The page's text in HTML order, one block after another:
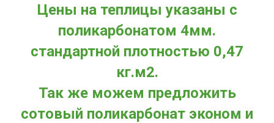
Цены на теплицы указаны с
поликарбонатом 4мм.
стандартной плотностью 0,47
кг.м2.
Так же можем предложить
сотовый поликарбонат эконом и